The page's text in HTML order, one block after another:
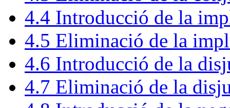
4.4 Introducció de la
4.5 Eliminació de la
4.6 Introducció de la
4.7 Eliminació de la